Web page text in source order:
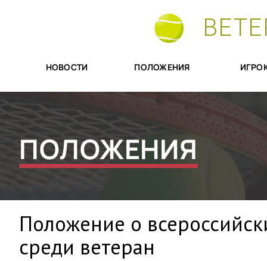
НОВОСТИ ПОЛОЖЕНИЯ
ПОЛОЖЕНИЯ
Положение о
среди ветеран